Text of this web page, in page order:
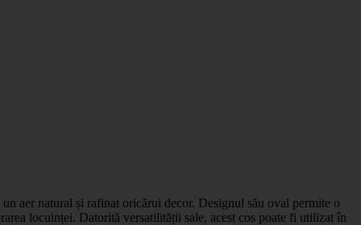
aer natural și rafinat oricărui decor. Designul său oval permite o
locuinței. Datorită versatilității sale, acest cos poate fi utilizat în